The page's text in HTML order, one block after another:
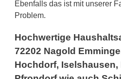
Ebenfalls das ist mit unserer
Problem.
Hochwertige
72202 Nagold
Hochdorf, Iselshausen,